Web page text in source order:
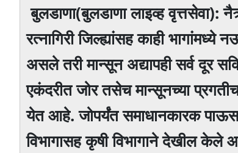
बुलडाणा(बुलडाणा लाइव्ह वृत्तसेवा):
रत्नागिरी जिल्ह्यांसह काही
असले तरी मान्सून अद्यापही सर्व दूर
एकंदरीत जोर तसेच मान्सूनच्या
येत आहे. जोपर्यंत समाधानकारक पाऊस
विभागासह कृषी विभागाने देखील केले